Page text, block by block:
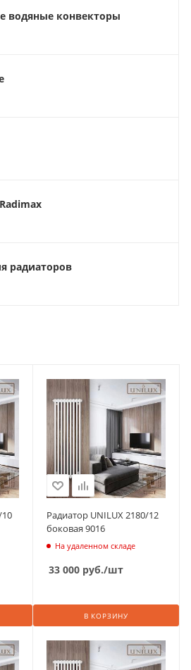
водяные конвекторы
радиаторов
Радиатор UNILUX 2180/12
боковая 9016
На удаленном складе
33 000 руб./шт
В КОРЗИНУ